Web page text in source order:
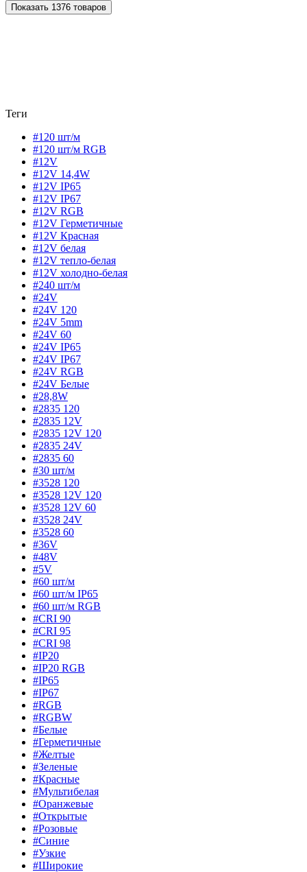
Показать 1376 товаров
Теги
#120 шт/м
#120 шт/м RGB
#12V
#12V 14,4W
#12V IP65
#12V IP67
#12V RGB
#12V Герметичные
#12V Красная
#12V белая
#12V тепло-белая
#12V холодно-белая
#240 шт/м
#24V
#24V 120
#24V 5mm
#24V 60
#24V IP65
#24V IP67
#24V RGB
#24V Белые
#28,8W
#2835 120
#2835 12V
#2835 12V 120
#2835 24V
#2835 60
#30 шт/м
#3528 120
#3528 12V 120
#3528 12V 60
#3528 24V
#3528 60
#36V
#48V
#5V
#60 шт/м
#60 шт/м IP65
#60 шт/м RGB
#CRI 90
#CRI 95
#CRI 98
#IP20
#IP20 RGB
#IP65
#IP67
#RGB
#RGBW
#Белые
#Герметичные
#Желтые
#Зеленые
#Красные
#Мультибелая
#Оранжевые
#Открытые
#Розовые
#Синие
#Узкие
#Широкие